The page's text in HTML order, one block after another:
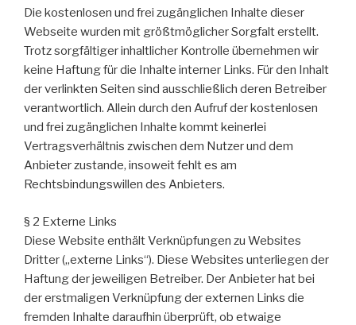
Die kostenlosen und frei zugänglichen Inhalte dieser
Webseite wurden mit größtmöglicher Sorgfalt erstellt.
Trotz sorgfältiger inhaltlicher Kontrolle übernehmen wir
keine Haftung für die Inhalte interner Links. Für den Inhalt
der verlinkten Seiten sind ausschließlich deren Betreiber
verantwortlich. Allein durch den Aufruf der kostenlosen
und frei zugänglichen Inhalte kommt keinerlei
Vertragsverhältnis zwischen dem Nutzer und dem
Anbieter zustande, insoweit fehlt es am
Rechtsbindungswillen des Anbieters.
§ 2 Externe Links
Diese Website enthält Verknüpfungen zu Websites
Dritter („externe Links“). Diese Websites unterliegen der
Haftung der jeweiligen Betreiber. Der Anbieter hat bei
der erstmaligen Verknüpfung der externen Links die
fremden Inhalte daraufhin überprüft, ob etwaige